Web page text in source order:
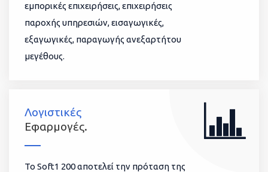
εμπορικές επιχειρήσεις, επιχειρήσεις
παροχής υπηρεσιών, εισαγωγικές,
εξαγωγικές, παραγωγής ανεξαρτήτου
μεγέθους.
Λογιστικές
Εφαρμογές.
To Soft1 200 αποτελεί την πρόταση της